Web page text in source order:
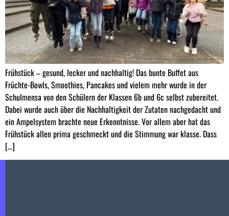
Frühstück – gesund, lecker und nachhaltig! Das bunte Buffet aus
Früchte-Bowls, Smoothies, Pancakes und vielem mehr wurde in der
Schulmensa von den Schülern der Klassen 6b und 6c selbst zubereitet.
Dabei wurde auch über die Nachhaltigkeit der Zutaten nachgedacht und
ein Ampelsystem brachte neue Erkenntnisse. Vor allem aber hat das
Frühstück allen prima geschmeckt und die Stimmung war klasse. Dass
[…]